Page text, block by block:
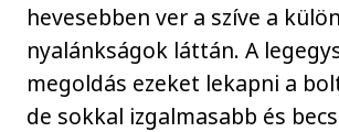
hevesebben ver a szíve a
nyalánkságok láttán. A
megoldás ezeket lekapni a
de sokkal izgalmasabb és